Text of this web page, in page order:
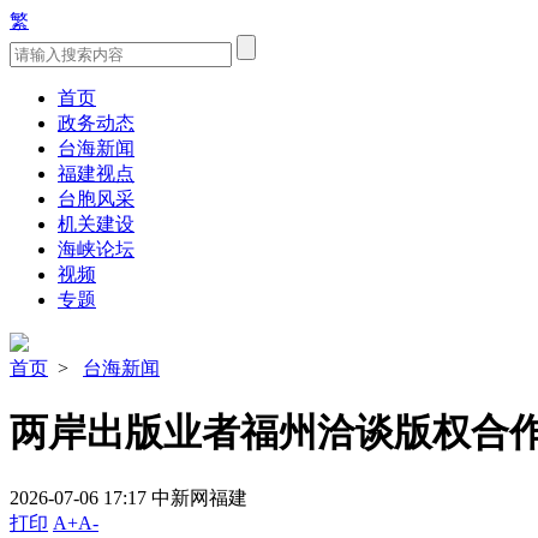
繁
首页
政务动态
台海新闻
福建视点
台胞风采
机关建设
海峡论坛
视频
专题
首页 > 台海新闻
两岸出版业者福州洽谈版权合
2026-07-06 17:17 中新网福建
打印 A+A-